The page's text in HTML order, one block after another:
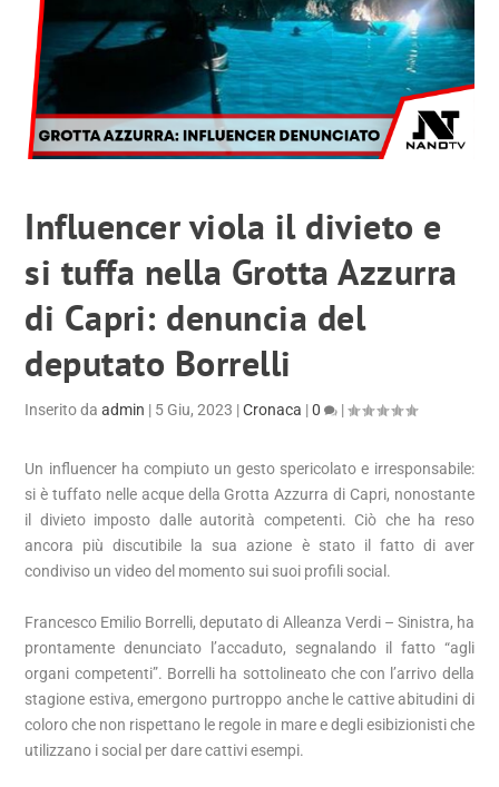
Influencer viola il divieto e
si tuffa nella Grotta Azzurra
di Capri: denuncia del
deputato Borrelli
Inserito daadmin | 5 Giu, 2023 |Cronaca |0 |
Un influencer ha compiuto un gesto spericolato e irresponsabile:
si è tuffato nelle acque della Grotta Azzurra di Capri, nonostante
il divieto imposto dalle autorità competenti. Ciò che ha reso
ancora più discutibile la sua azione è stato il fatto di aver
condiviso un video del momento sui suoi profili social.
Francesco Emilio Borrelli, deputato di Alleanza Verdi – Sinistra, ha
prontamente denunciato l’accaduto, segnalando il fatto “agli
organi competenti”. Borrelli ha sottolineato che con l’arrivo della
stagione estiva, emergono purtroppo anche le cattive abitudini di
coloro che non rispettano le regole in mare e degli esibizionisti che
utilizzano i social per dare cattivi esempi.